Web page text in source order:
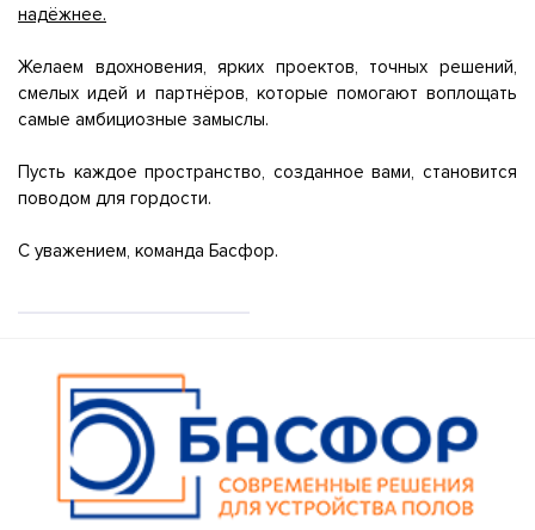
надёжнее.
Желаем вдохновения, ярких проектов, точных решений,
смелых идей и партнёров, которые помогают воплощать
самые амбициозные замыслы.
Пусть каждое пространство, созданное вами, становится
поводом для гордости.
С уважением, команда Басфор.